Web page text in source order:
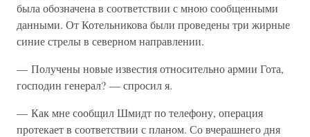
была обозначена в соответствии с мною сообщенными
данными. От Котельникова были проведены три жирные
синие стрелы в северном направлении.
— Получены новые известия относительно армии Гота,
господин генерал? — спросил я.
— Как мне сообщил Шмидт по телефону, операция
протекает в соответствии с планом. Со вчерашнего дня